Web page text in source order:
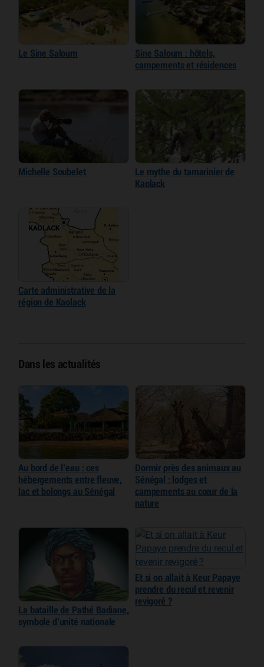
Le Sine Saloum
Sine Saloum : hôtels,
campements et résidences
Michelle Soubelet
Le mythe du tamarinier de
Kaolack
Carte administrative de la
région de Kaolack
Dans les actualités
Au bord de l’eau : ces
hébergements entre fleuve,
lac et bolongs au Sénégal
Dormir près des animaux au
Sénégal : lodges et
campements au cœur de la
nature
La bataille de Pathé Badiane,
symbole d’unité nationale
Et si on allait à Keur Papaye
prendre du recul et revenir
revigoré ?